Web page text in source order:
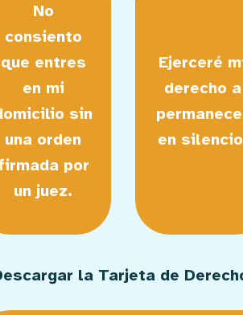
No
consiento
que entres
en mi
sin
una orden
por
un juez.
Ejerceré
derecho a
en
la Tarjeta de